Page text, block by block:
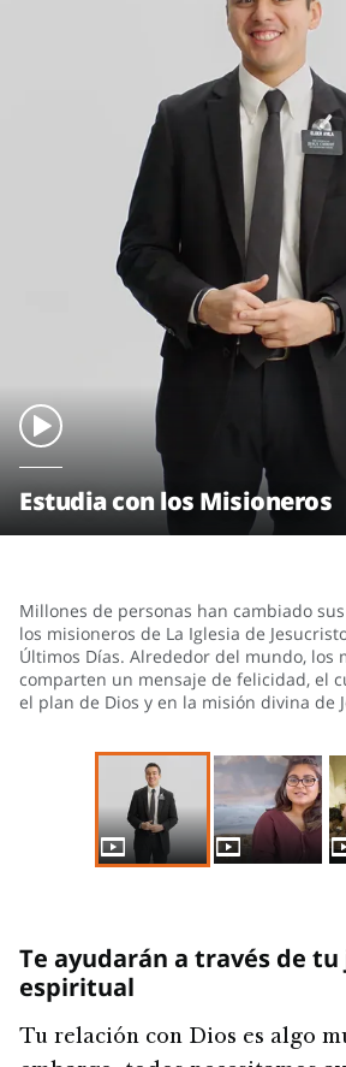
Estudia con los Misioneros
Millones de personas han cambiado
los misioneros de La Iglesia de
Últimos Días. Alrededor del mundo, los
comparten un mensaje de felicidad, el
el plan de Dios y en la misión divina de
Te ayudarán a través de
espiritual
Tu relación con Dios es algo